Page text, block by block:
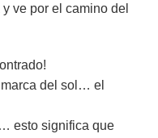
ve por el camino del
del sol… el
esto significa que